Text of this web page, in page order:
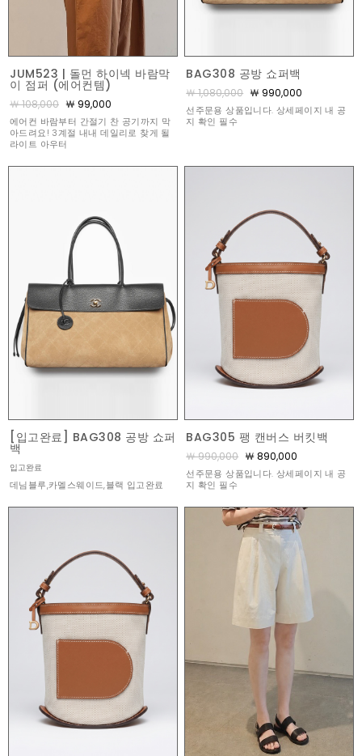
JUM523 | 돌먼 하이넥 바람막
이 점퍼 (에어컨템)
￦ 108,000 ￦ 99,000
에어컨 바람부터 간절기 찬 공기까지 막
아드려요! 3계절 내내 데일리로 찾게 될
라이트 아우터
BAG308 공방 쇼퍼백
￦ 1,080,000 ￦ 990,000
선주문용 상품입니다. 상세페이지 내 공
지 확인 필수
[입고완료] BAG308 공방 쇼퍼
백
입고완료
데님블루,카멜스웨이드,블랙 입고완료
BAG305 팽 캔버스 버킷백
￦ 990,000 ￦ 890,000
선주문용 상품입니다. 상세페이지 내 공
지 확인 필수